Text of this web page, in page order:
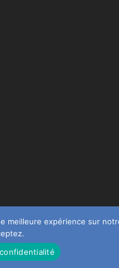
expérience sur